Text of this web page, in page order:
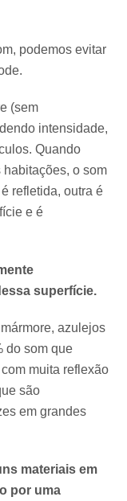
podemos evitar
(sem
intensidade,
Quando
o som
refletida, outra é
e é
superfície.
azulejos
do som que
muita reflexão
são
em grandes
materiais em
por uma